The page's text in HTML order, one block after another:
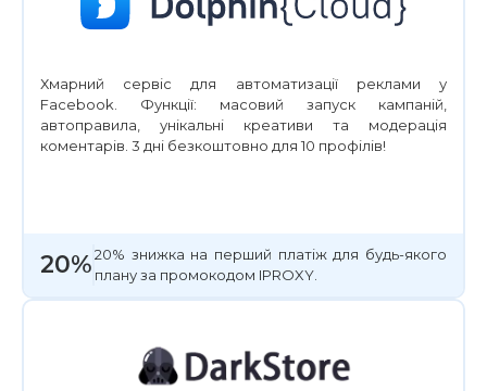
Хмарний сервіс для автоматизації реклами у
Facebook. Функції: масовий запуск кампаній,
автоправила, унікальні креативи та модерація
коментарів. 3 дні безкоштовно для 10 профілів!
20%20% знижка на перший платіж для будь-якого
плану за промокодом IPROXY.